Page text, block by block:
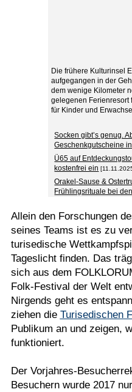
Die frühere Kulturinsel
aufgegangen in der
dem wenige Kilometer
gelegenen Ferienresort
für Kinder und
Socken gibt’s genug.
Geschenkgutscheine
Ü65 auf
kostenfrei ein
Orakel-Sause &
Frühlingsrituale bei
Allein den Forschungen
seines Teams ist es zu
turisedische
Tageslicht finden. Das
sich aus dem
Folk-Festival der Welt
Nirgends geht es
ziehen die Turisedischen
Publikum an und zeigen,
funktioniert.
Der Vorjahres-
Besuchern wurde 2017